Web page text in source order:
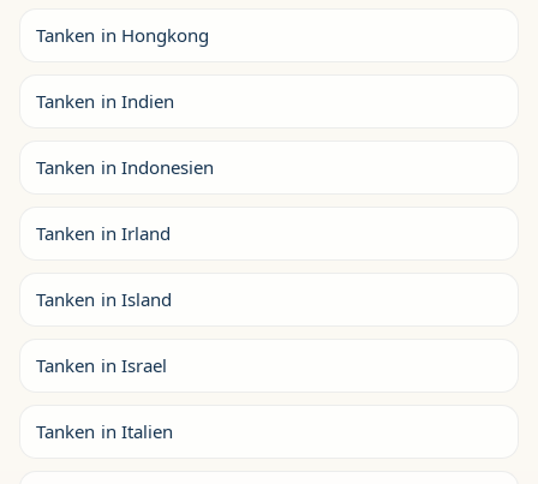
Tanken in Hongkong
Tanken in Indien
Tanken in Indonesien
Tanken in Irland
Tanken in Island
Tanken in Israel
Tanken in Italien